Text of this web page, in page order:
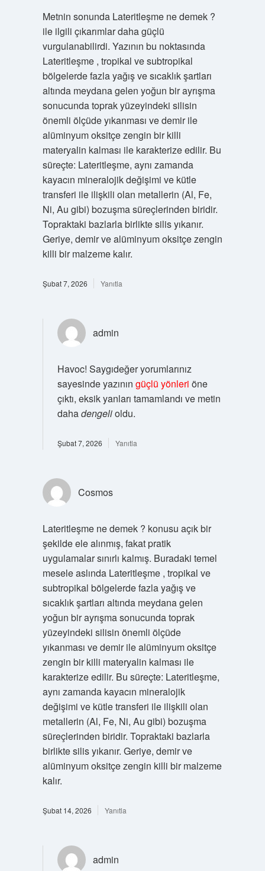
Metnin sonunda Lateritleşme ne demek ?
ile ilgili çıkarımlar daha güçlü
vurgulanabilirdi. Yazının bu noktasında
Lateritleşme , tropikal ve subtropikal
bölgelerde fazla yağış ve sıcaklık şartları
altında meydana gelen yoğun bir ayrışma
sonucunda toprak yüzeyindeki silisin
önemli ölçüde yıkanması ve demir ile
alüminyum oksitçe zengin bir killi
materyalin kalması ile karakterize edilir. Bu
süreçte: Lateritleşme, aynı zamanda
kayacın mineralojik değişimi ve kütle
transferi ile ilişkili olan metallerin (Al, Fe,
Ni, Au gibi) bozuşma süreçlerinden biridir.
Topraktaki bazlarla birlikte silis yıkanır.
Geriye, demir ve alüminyum oksitçe zengin
killi bir malzeme kalır.
Şubat 7, 2026 Yanıtla
admin
Havoc! Saygıdeğer yorumlarınız
sayesinde yazının güçlü yönleri öne
çıktı, eksik yanları tamamlandı ve metin
dahadengelioldu.
Şubat 7, 2026 Yanıtla
Cosmos
Lateritleşme ne demek ? konusu açık bir
şekilde ele alınmış, fakat pratik
uygulamalar sınırlı kalmış. Buradaki temel
mesele aslında Lateritleşme , tropikal ve
subtropikal bölgelerde fazla yağış ve
sıcaklık şartları altında meydana gelen
yoğun bir ayrışma sonucunda toprak
yüzeyindeki silisin önemli ölçüde
yıkanması ve demir ile alüminyum oksitçe
zengin bir killi materyalin kalması ile
karakterize edilir. Bu süreçte: Lateritleşme,
aynı zamanda kayacın mineralojik
değişimi ve kütle transferi ile ilişkili olan
metallerin (Al, Fe, Ni, Au gibi) bozuşma
süreçlerinden biridir. Topraktaki bazlarla
birlikte silis yıkanır. Geriye, demir ve
alüminyum oksitçe zengin killi bir malzeme
kalır.
Şubat 14, 2026 Yanıtla
admin